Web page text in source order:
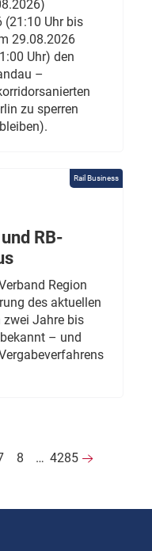
(21:10 Uhr bis
29.08.2026
Uhr) den
–
zu sperren
Rail Business
RB-
Region
des aktuellen
zwei Jahre bis
– und
8 … 4285